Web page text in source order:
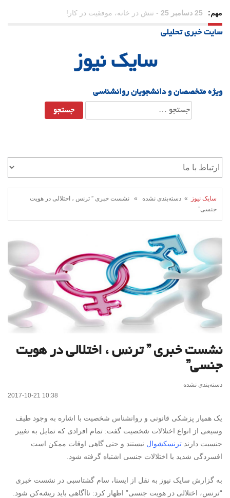
مهم: 23 دسامبر 25 - چرا اراده می‌کنیم ولی شکست می‌خوریم؟
21 دسامبر 25
سایت خبری تحلیلی
سایک نیوز
ویژه متخصصان و دانشجویان روانشناسی
جستجو
برای:
سایک نیوز
» دسته‌بندی نشده » نشست خبری ” ترنس ، اختلالی در هویت
جنسی”
نشست خبری ” ترنس ، اختلالی در هویت
جنسی”
دسته‌بندی نشده
2017-10-21 10:38
یک همیار پزشکی قانونی و روانشناس شخصیت با اشاره به وجود طیف
وسیعی از انواع اختلالات شخصیت گفت: تمام افرادی که تمایل به تغییر
جنسیت دارند ترنسکشوال نیستند و حتی گاهی اوقات ممکن است
افسردگی شدید با اختلالات جنسی اشتباه گرفته شود.
به گزارش سایک نیوز به نقل از ایسنا، سام گشتاسبی در نشست خبری
“ترنس، اختلالی در هویت جنسی” اظهار کرد: ناآگاهی باید ریشه‌کن شود.